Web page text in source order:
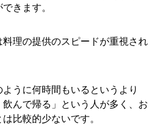
きます。
理の提供のスピードが重視され
うに何時間もいるというより
んで帰る」という人が多く、お
比較的少ないです。